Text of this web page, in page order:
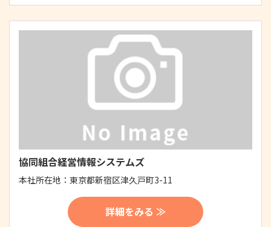
協同組合経営情報システムズ
本社所在地： 東京都新宿区津久戸町3-11
詳細をみる ≫